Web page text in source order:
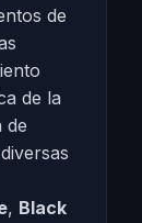
de
de la
de
, Black